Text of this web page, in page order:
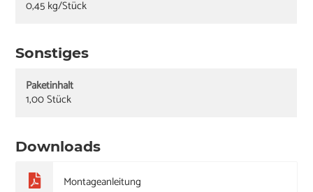
0,45 kg/Stück
Sonstiges
Paketinhalt
1,00 Stück
Downloads
Montageanleitung